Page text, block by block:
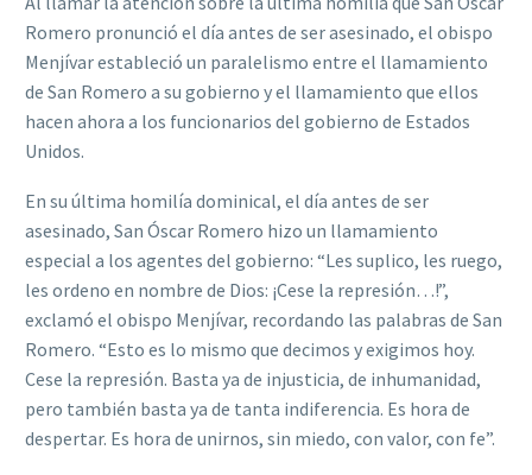
Romero pronunció el día antes de ser asesinado, el obispo
Menjívar estableció un paralelismo entre el llamamiento
de San Romero a su gobierno y el llamamiento que ellos
hacen ahora a los funcionarios del gobierno de Estados
Unidos.
En su última homilía dominical, el día antes de ser
asesinado, San Óscar Romero hizo un llamamiento
especial a los agentes del gobierno: “Les suplico, les ruego,
les ordeno en nombre de Dios: ¡Cese la represión…!”,
exclamó el obispo Menjívar, recordando las palabras de San
Romero. “Esto es lo mismo que decimos y exigimos hoy.
Cese la represión. Basta ya de injusticia, de inhumanidad,
pero también basta ya de tanta indiferencia. Es hora de
despertar. Es hora de unirnos, sin miedo, con valor, con fe”.